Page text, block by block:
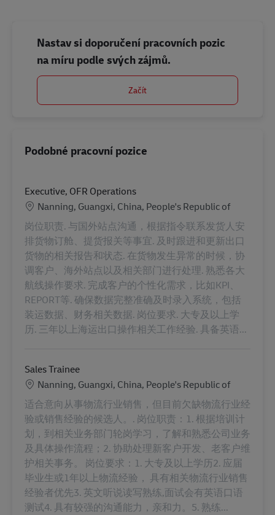
Nastav si doporučení pracovních pozic
na míru podle svých zájmů.
Začít
Podobné pracovní pozice
Executive, OFR Operations
Location
Nanning, Guangxi, China, People's Republic of
岗位职责. 与国外站点沟通，根据指令联系发货人安
排货物订舱、提货报关等事宜. 及时跟进和更新出口
货物的相关报告和状态. 在货物发生异常的时候，协
调客户、海外站点以及相关部门进行处理. 熟悉各大
航线操作要求. 完成客户的个性化需求，比如KPI、
REPORT等. 确保数据完整准确及时录入系统，包括
装运数据、财务相关数据. 岗位要求. 大专及以上学
历. 三年以上海运出口操作相关工作经验. 具备英语...
Sales Trainee
Location
Nanning, Guangxi, China, People's Republic of
适合意向从事物流行业销售，但目前欠缺物流行业经
验或销售经验的候选人。. 岗位职责：1. 根据培训计
划，到相关业务部门轮岗学习，了解和熟悉公司业务
及具体操作流程；2. 协助处理新客户开发、老客户维
护相关事务。 岗位要求：1. 大专及以上学历2. 应届
毕业生或1年以上物流经验， 具有相关物流行业销售
经验者优先3. 英文听说读写熟练,面试会有英语口语
测试4. 具有较强的沟通能力，亲和力。5. 熟练...